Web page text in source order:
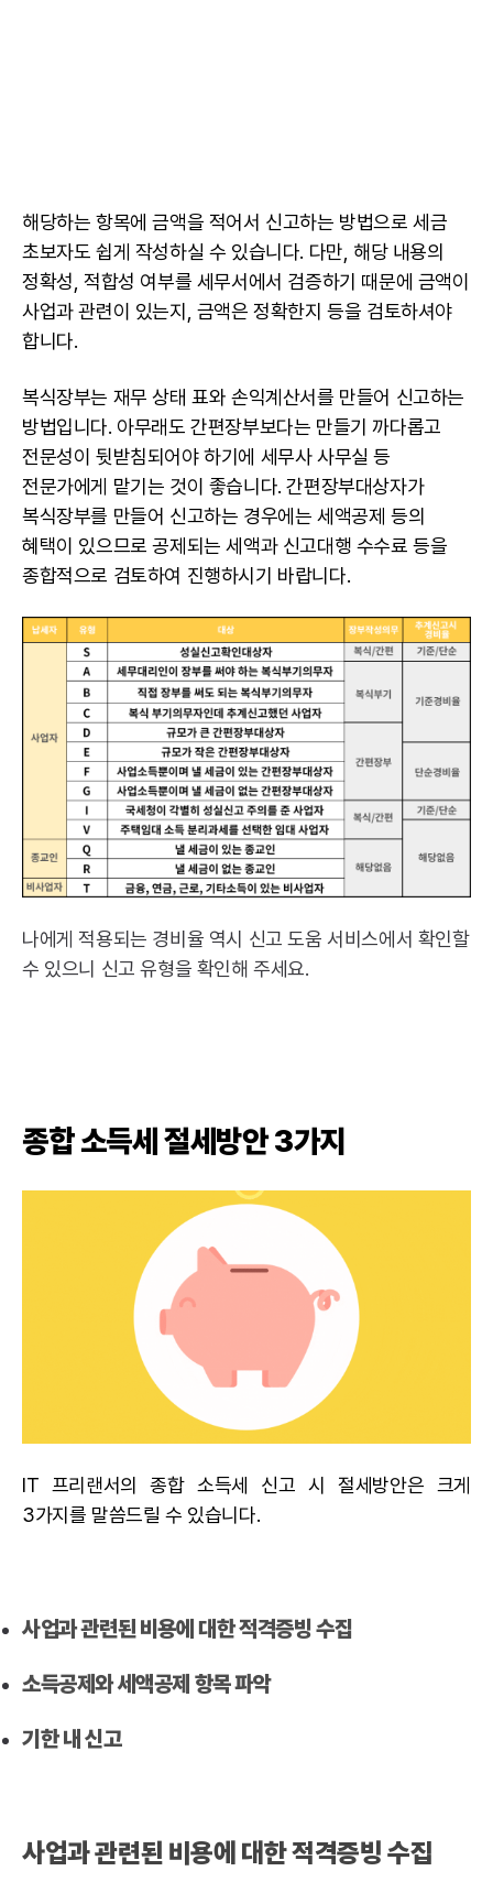
해당하는 항목에 금액을 적어서 신고하는 방법으로 세금
초보자도 쉽게 작성하실 수 있습니다. 다만, 해당 내용의
정확성, 적합성 여부를 세무서에서 검증하기 때문에 금액이
사업과 관련이 있는지, 금액은 정확한지 등을 검토하셔야
합니다.
복식장부는 재무 상태 표와 손익계산서를 만들어 신고하는
방법입니다. 아무래도 간편장부보다는 만들기 까다롭고
전문성이 뒷받침되어야 하기에 세무사 사무실 등
전문가에게 맡기는 것이 좋습니다. 간편장부대상자가
복식장부를 만들어 신고하는 경우에는 세액공제 등의
혜택이 있으므로 공제되는 세액과 신고대행 수수료 등을
종합적으로 검토하여 진행하시기 바랍니다.
나에게 적용되는 경비율 역시 신고 도움 서비스에서 확인할
수 있으니 신고 유형을 확인해 주세요.
종합 소득세 절세방안 3가지
IT 프리랜서의 종합 소득세 신고 시 절세방안은 크게
3가지를 말씀드릴 수 있습니다.
사업과 관련된 비용에 대한 적격증빙 수집
소득공제와 세액공제 항목 파악
기한 내 신고
사업과 관련된 비용에 대한 적격증빙 수집